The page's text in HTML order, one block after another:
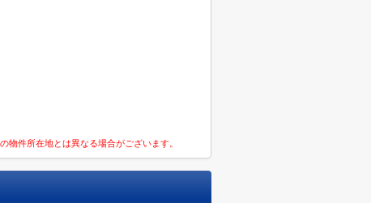
件所在地とは異なる場合がございます。